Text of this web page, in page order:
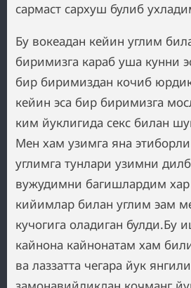
сармаст сархуш булиб
Бу вокеадан кейин углим
биримизга караб уша кунни
бир биримиздан кочиб
кейин эса бир биримизга
ким йуклигида секс билан
Мен хам узимга яна
углимга тунлари узимни
вужудимни багишлардим хар
кийимлар билан углим эам
кучогига оладиган булди.Бу
кайнона кайнонатам хам
ва лаззатта чегара йук